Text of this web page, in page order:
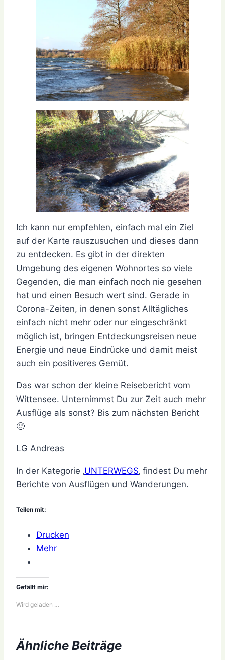
Ich kann nur empfehlen, einfach mal ein Ziel
auf der Karte rauszusuchen und dieses dann
zu entdecken. Es gibt in der direkten
Umgebung des eigenen Wohnortes so viele
Gegenden, die man einfach noch nie gesehen
hat und einen Besuch wert sind. Gerade in
Corona-Zeiten, in denen sonst Alltägliches
einfach nicht mehr oder nur eingeschränkt
möglich ist, bringen Entdeckungsreisen neue
Energie und neue Eindrücke und damit meist
auch ein positiveres Gemüt.
Das war schon der kleine Reisebericht vom
Wittensee. Unternimmst Du zur Zeit auch mehr
Ausflüge als sonst? Bis zum nächsten Bericht
🙂
LG Andreas
In der Kategorie ‚UNTERWEGS‚ findest Du mehr
Berichte von Ausflügen und Wanderungen.
Teilen mit:
Drucken
Mehr
Gefällt mir:
Wird geladen …
Ähnliche Beiträge